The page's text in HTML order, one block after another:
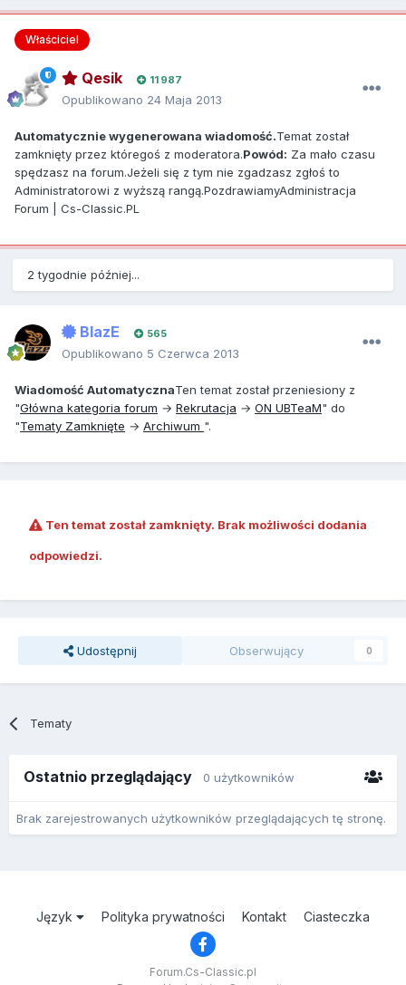
Właściciel
Qesik 11 987
Opublikowano 24 Maja 2013
Automatycznie wygenerowana wiadomość.Temat został
zamknięty przez któregoś z moderatora.Powód: Za mało czasu
spędzasz na forum.Jeżeli się z tym nie zgadzasz zgłoś to
Administratorowi z wyższą rangą.PozdrawiamyAdministracja
Forum | Cs-Classic.PL
2 tygodnie później...
BlazE 565
Opublikowano 5 Czerwca 2013
Wiadomość AutomatycznaTen temat został przeniesiony z
"Główna kategoria forum → Rekrutacja → ON UBTeaM" do
"Tematy Zamknięte → Archiwum ".
Ten temat został zamknięty. Brak możliwości dodania
odpowiedzi.
Udostępnij Obserwujący 0
Tematy
Ostatnio przeglądający 0 użytkowników
Brak zarejestrowanych użytkowników przeglądających tę stronę.
Język Polityka prywatności Kontakt Ciasteczka
Forum.Cs-Classic.pl